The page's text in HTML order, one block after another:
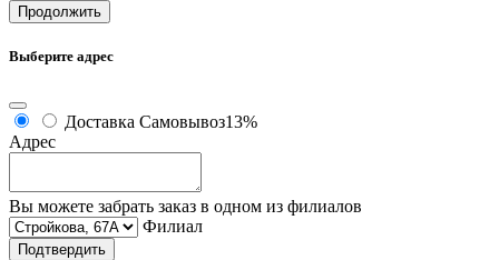
Продолжить
Выберите адрес
Доставка Самовывоз13%
Адрес
Вы можете забрать заказ в одном из филиалов
Филиал
Подтвердить